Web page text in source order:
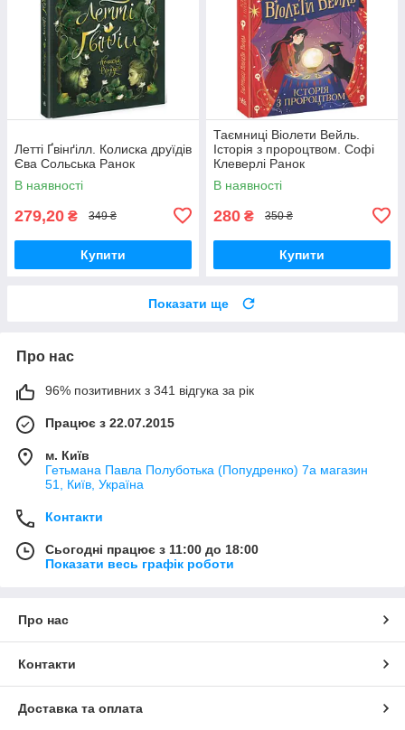
Летті Ґвінґілл. Колиска друїдів
Єва Сольська Ранок
В наявності
279,20 ₴ 349 ₴
Купити
Таємниці Віолети Вейль.
Історія з пророцтвом. Софі
Клеверлі Ранок
В наявності
280 ₴ 350 ₴
Купити
Показати ще
Про нас
96% позитивних з 341 відгука за рік
Працює з 22.07.2015
м. Київ
Гетьмана Павла Полуботька (Попудренко) 7а магазин
51, Київ, Україна
Контакти
Сьогодні працює з 11:00 до 18:00
Показати весь графік роботи
Про нас
Контакти
Доставка та оплата